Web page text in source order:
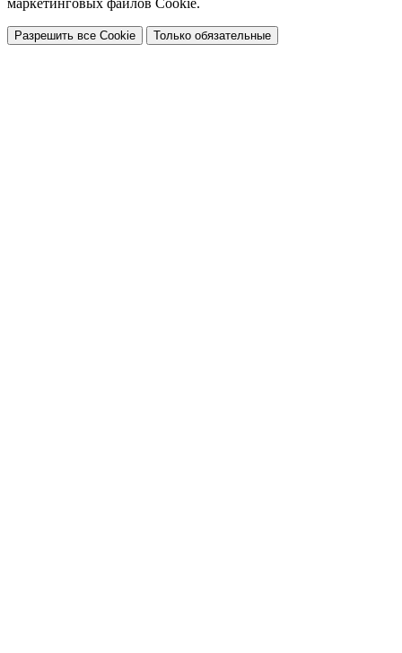
маркетинговых файлов Cookie.
Разрешить все Cookie Только обязательные